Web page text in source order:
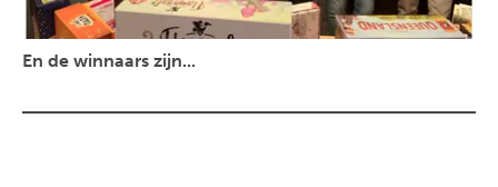
En de winnaars zijn...